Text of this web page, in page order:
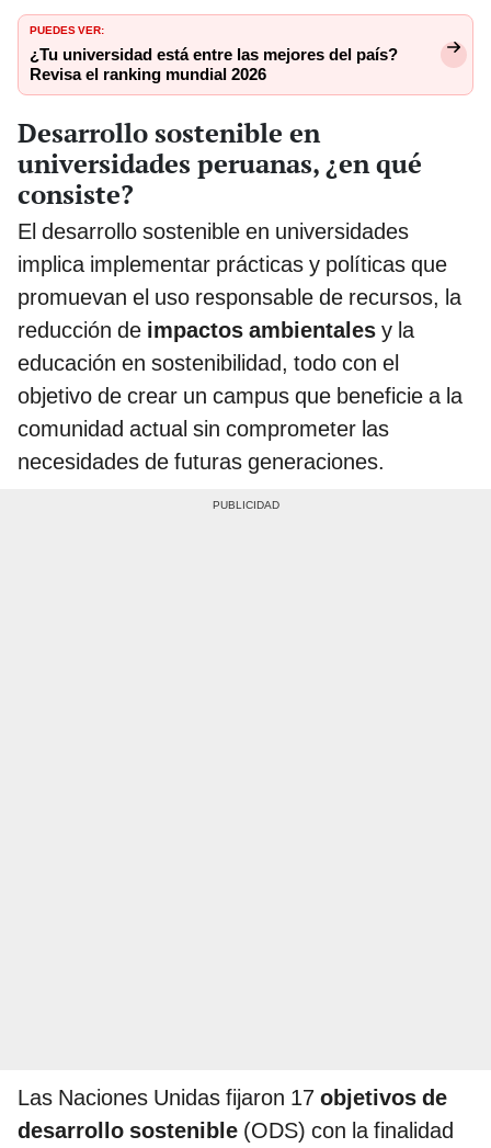
PUEDES VER:
¿Tu universidad está entre las mejores del país?
Revisa el ranking mundial 2026
Desarrollo sostenible en
universidades peruanas, ¿en qué
consiste?
El desarrollo sostenible en universidades
implica implementar prácticas y políticas que
promuevan el uso responsable de recursos, la
reducción de impactos ambientales y la
educación en sostenibilidad, todo con el
objetivo de crear un campus que beneficie a la
comunidad actual sin comprometer las
necesidades de futuras generaciones.
Las Naciones Unidas fijaron 17 objetivos de
desarrollo sostenible (ODS) con la finalidad